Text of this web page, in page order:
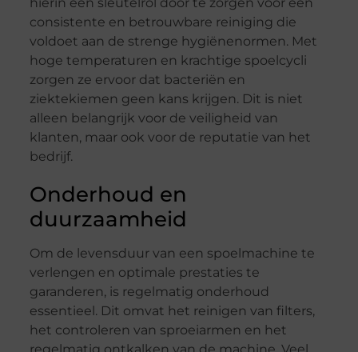
consistente en betrouwbare reiniging die
voldoet aan de strenge hygiënenormen. Met
hoge temperaturen en krachtige spoelcycli
zorgen ze ervoor dat bacteriën en
ziektekiemen geen kans krijgen. Dit is niet
alleen belangrijk voor de veiligheid van
klanten, maar ook voor de reputatie van het
bedrijf.
Onderhoud en
duurzaamheid
Om de levensduur van een spoelmachine te
verlengen en optimale prestaties te
garanderen, is regelmatig onderhoud
essentieel. Dit omvat het reinigen van filters,
het controleren van sproeiarmen en het